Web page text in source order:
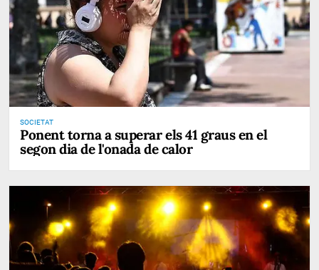
SOCIETAT
Ponent torna a superar els 41 graus en el
segon dia de l'onada de calor